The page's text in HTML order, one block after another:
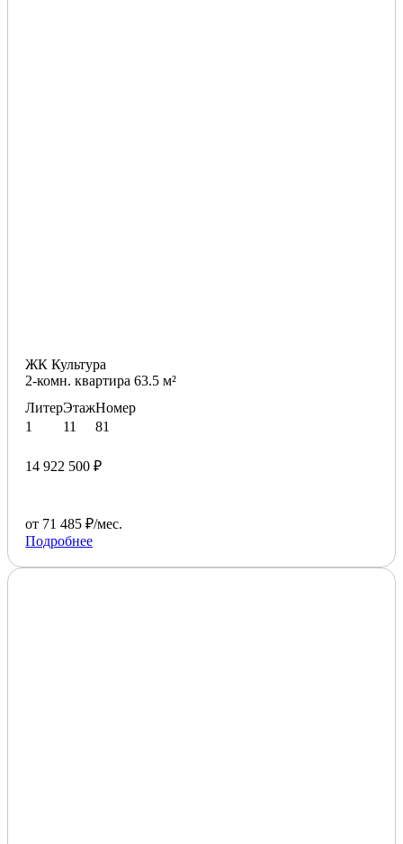
ЖК Культура
2-комн. квартира 63.5 м²
Литер
1
Этаж
11
Номер
81
14 922 500 ₽
от 71 485 ₽/мес.
Подробнее